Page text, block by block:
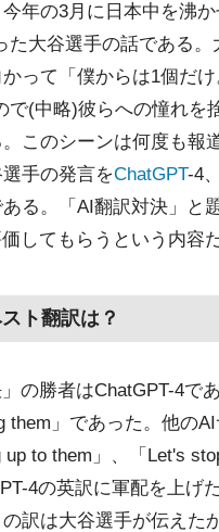
年の3月に日本中を沸
大谷選手の話である
って「僕からは1個だ
(中略)彼らへの憧れを
このシーンは何度も報
手の発言をChatGPT-4
る。「AI翻訳対決」と
してもらうという内容だ
ト翻訳は？
の勝者はChatGPT-4で
」であった。他の
to them」、「Let's
4の英訳に軍配を上げ
訳は大谷選手が伝えた